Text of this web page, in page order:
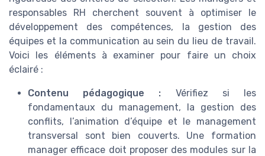
responsables RH cherchent souvent à optimiser le
développement des compétences, la gestion des
équipes et la communication au sein du lieu de travail.
Voici les éléments à examiner pour faire un choix
éclairé :
Contenu pédagogique : Vérifiez si les
fondamentaux du management, la gestion des
conflits, l’animation d’équipe et le management
transversal sont bien couverts. Une formation
manager efficace doit proposer des modules sur la